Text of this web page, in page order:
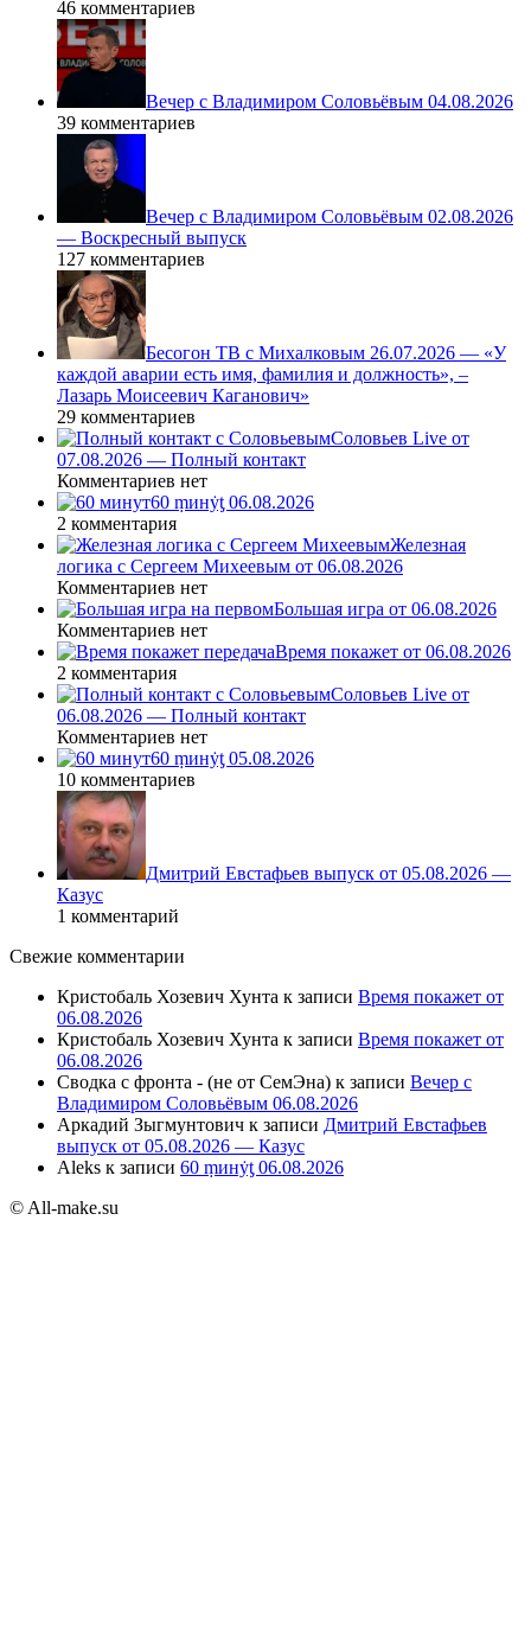
46 комментариев
Вечер с Владимиром Соловьёвым 04.08.2026
39 комментариев
Вечер с Владимиром Соловьёвым 02.08.2026
— Воскресный выпуск
127 комментариев
Бесогон ТВ с Михалковым 26.07.2026 — «У
каждой аварии есть имя, фамилия и должность», –
Лазарь Моисеевич Каганович»
29 комментариев
Соловьев Live от
07.08.2026 — Полный контакт
Комментариев нет
60 ṃинẏƫ 06.08.2026
2 комментария
Железная
логика с Сергеем Михеевым от 06.08.2026
Комментариев нет
Большая игра от 06.08.2026
Комментариев нет
Время покажет от 06.08.2026
2 комментария
Соловьев Live от
06.08.2026 — Полный контакт
Комментариев нет
60 ṃинẏƫ 05.08.2026
10 комментариев
Дмитрий Евстафьев выпуск от 05.08.2026 —
Казус
1 комментарий
Свежие комментарии
Кристобаль Хозевич Хунта к записи Время покажет от
06.08.2026
Кристобаль Хозевич Хунта к записи Время покажет от
06.08.2026
Сводка с фронта - (не от СемЭна) к записи Вечер с
Владимиром Соловьёвым 06.08.2026
Аркадий Зыгмунтович к записи Дмитрий Евстафьев
выпуск от 05.08.2026 — Казус
Aleks к записи 60 ṃинẏƫ 06.08.2026
© All-make.su